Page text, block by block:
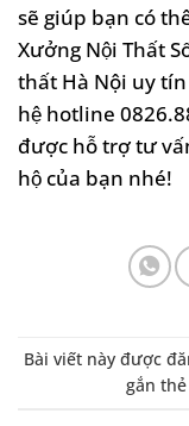
sẽ giúp bạn có
Xưởng Nội Thất
thất Hà Nội uy
hệ hotline
được hỗ trợ tư
hộ của bạn nhé!
Bài viết này được
gắn thẻ